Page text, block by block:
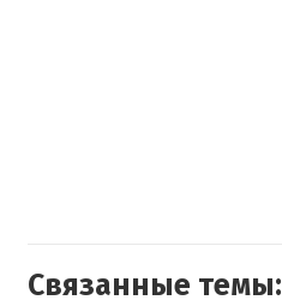
Связанные темы: